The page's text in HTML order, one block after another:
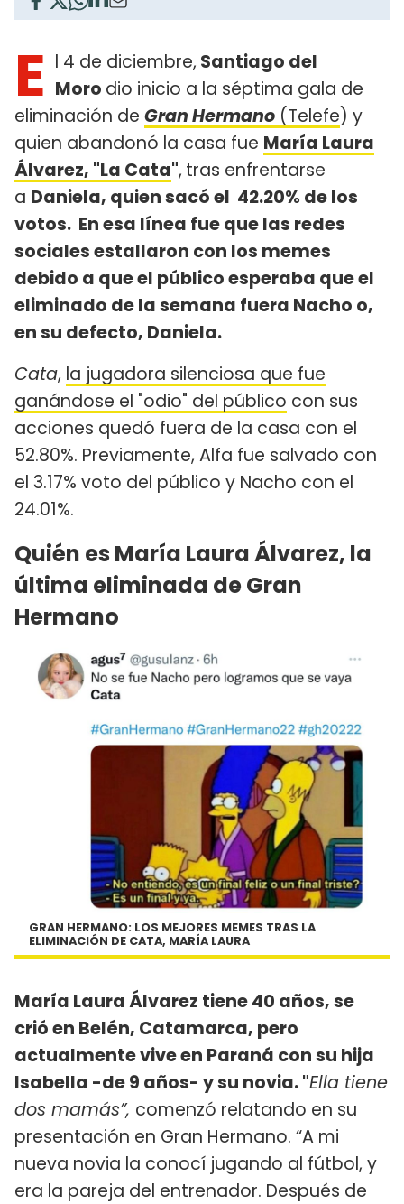
E l 4 de diciembre, Santiago del
Moro dio inicio a la séptima gala de
eliminación de Gran Hermano (Telefe) y
quien abandonó la casa fue María Laura
Álvarez, "La Cata", tras enfrentarse
a Daniela, quien sacó el 42.20% de los
votos. En esa línea fue que las redes
sociales estallaron con los memes
debido a que el público esperaba que el
eliminado de la semana fuera Nacho o,
en su defecto, Daniela.
Cata, la jugadora silenciosa que fue
ganándose el "odio" del público con sus
acciones quedó fuera de la casa con el
52.80%. Previamente, Alfa fue salvado con
el 3.17% voto del público y Nacho con el
24.01%.
Quién es María Laura Álvarez, la
última eliminada de Gran
Hermano
GRAN HERMANO: LOS MEJORES MEMES TRAS LA
ELIMINACIÓN DE CATA, MARÍA LAURA
María Laura Álvarez tiene 40 años, se
crió en Belén, Catamarca, pero
actualmente vive en Paraná con su hija
Isabella -de 9 años- y su novia. "Ella tiene
dos mamás”, comenzó relatando en su
presentación en Gran Hermano. “A mi
nueva novia la conocí jugando al fútbol, y
era la pareja del entrenador. Después de